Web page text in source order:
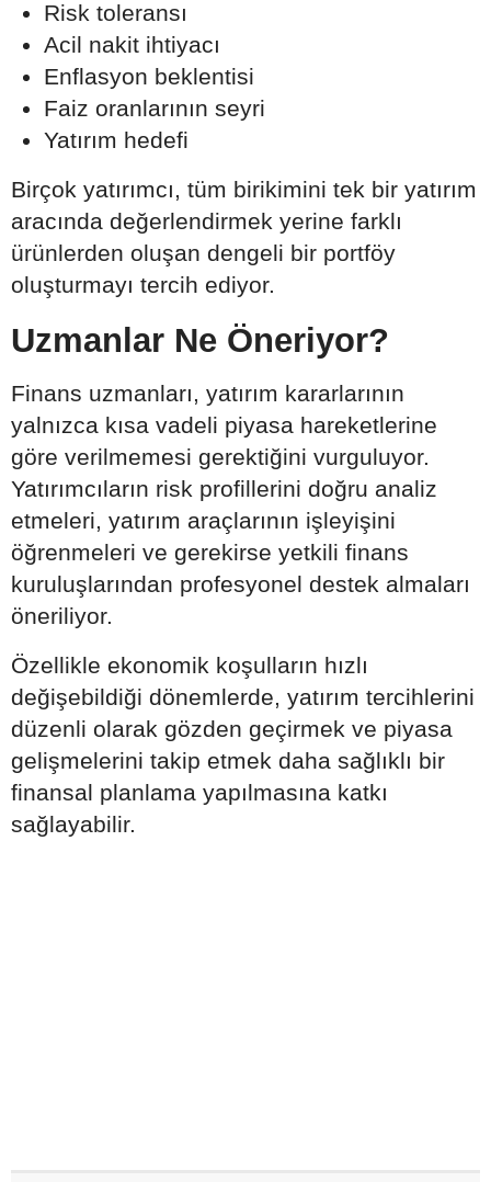
Risk toleransı
Acil nakit ihtiyacı
Enflasyon beklentisi
Faiz oranlarının seyri
Yatırım hedefi
Birçok yatırımcı, tüm birikimini tek bir yatırım
aracında değerlendirmek yerine farklı
ürünlerden oluşan dengeli bir portföy
oluşturmayı tercih ediyor.
Uzmanlar Ne Öneriyor?
Finans uzmanları, yatırım kararlarının
yalnızca kısa vadeli piyasa hareketlerine
göre verilmemesi gerektiğini vurguluyor.
Yatırımcıların risk profillerini doğru analiz
etmeleri, yatırım araçlarının işleyişini
öğrenmeleri ve gerekirse yetkili finans
kuruluşlarından profesyonel destek almaları
öneriliyor.
Özellikle ekonomik koşulların hızlı
değişebildiği dönemlerde, yatırım tercihlerini
düzenli olarak gözden geçirmek ve piyasa
gelişmelerini takip etmek daha sağlıklı bir
finansal planlama yapılmasına katkı
sağlayabilir.